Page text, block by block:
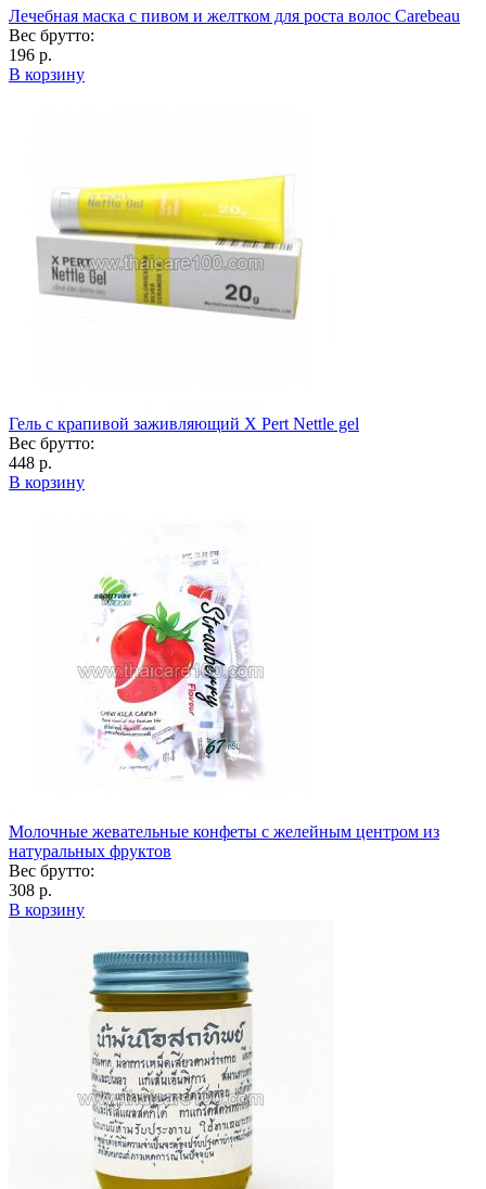
Лечебная маска с пивом и желтком для роста волос Carebeau
Вес брутто:
196 р.
В корзину
Гель с крапивой заживляющий X Pert Nettle gel
Вес брутто:
448 р.
В корзину
Молочные жевательные конфеты с желейным центром из
натуральных фруктов
Вес брутто:
308 р.
В корзину